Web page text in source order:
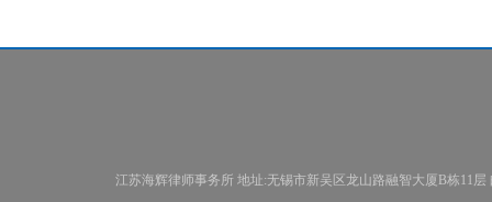
江苏海辉律师事务所 地址:无锡市新吴区龙山路融智大厦B栋11层